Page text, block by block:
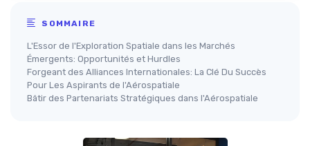
SOMMAIRE
L'Essor de l'Exploration Spatiale dans les Marchés
Émergents: Opportunités et Hurdles
Forgeant des Alliances Internationales: La Clé Du Succès
Pour Les Aspirants de l'Aérospatiale
Bâtir des Partenariats Stratégiques dans l'Aérospatiale